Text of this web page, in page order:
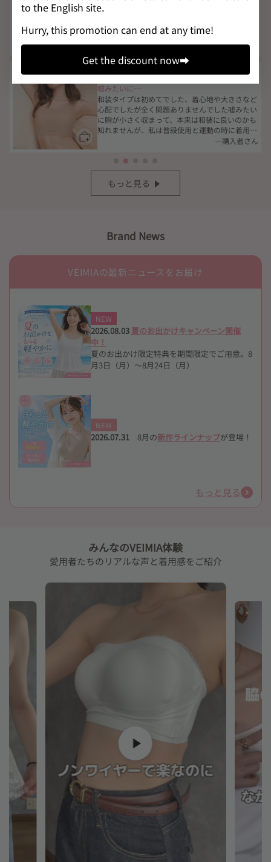
to the English site.
Hurry, this promotion can end at any time!
Get the discount now⮕
ソールはなかなか良い物に出会えないのですが、
襟の開き具合もちょうど良いです。 生地もわりと
厚手でカナリしっかりしているので、丈夫そうで
—購入者さん
嘘みたいに…
和装タイプは初めてでした、着心地や大きさなど
心配でしたが全く問題ありませんでした嘘みたい
に胸が小さく収まって、本来は和装に良いのかも
知れませんが、私は普段使用と運動の時に着用し
ています花火大会の浴衣にも活躍しそうで買って
—購入者さん
もっと見る
Brand News
VEIMIAの最新ニュースをお届け
NEW
2026.08.03 夏のお出かけキャンペーン開催
中！
夏のお出かけ限定特典を期間限定でご用意。8
月3日（月）〜8月24日（月）
NEW
2026.07.31 8月の新作ラインナップが登場！
もっと見る
みんなのVEIMIA体験
愛用者たちのリアルな声と着用感をご紹介